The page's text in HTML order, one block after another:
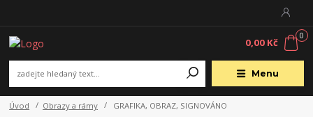
Menu
0
0,00 Kč
Úvod Obrazy a rámy GRAFIKA, OBRAZ, SIGNOVÁNO